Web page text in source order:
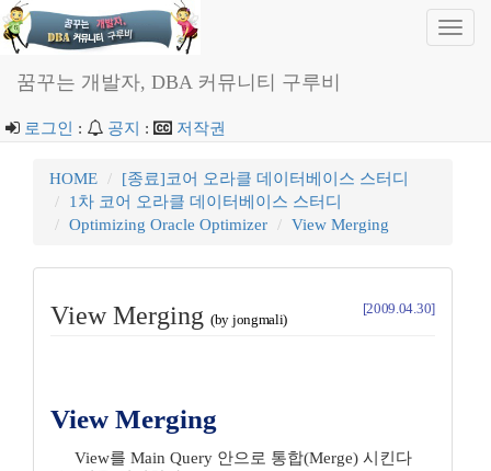
꿈꾸는 개발자, DBA 커뮤니티 구루비
로그인 : 공지 : 저작권
HOME
[종료]코어 오라클 데이터베이스 스터디
1차 코어 오라클 데이터베이스 스터디
Optimizing Oracle Optimizer
View Merging
View Merging (by jongmali)
[2009.04.30]
View Merging
View를 Main Query 안으로 통합(Merge) 시킨다